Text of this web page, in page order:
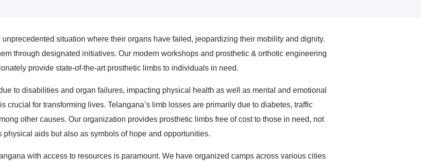
situation where their organs have failed, jeopardizing their mobility and dignity.
through designated initiatives. Our modern workshops and prosthetic & orthotic engineering
provide state-of-the-art prosthetic limbs to individuals in need.
to disabilities and organ failures, impacting physical health as well as mental and emotional
crucial for transforming lives. Telangana’s limb losses are primarily due to diabetes, traffic
other causes. Our organization provides prosthetic limbs free of cost to those in need, not
physical aids but also as symbols of hope and opportunities.
with access to resources is paramount. We have organized camps across various cities